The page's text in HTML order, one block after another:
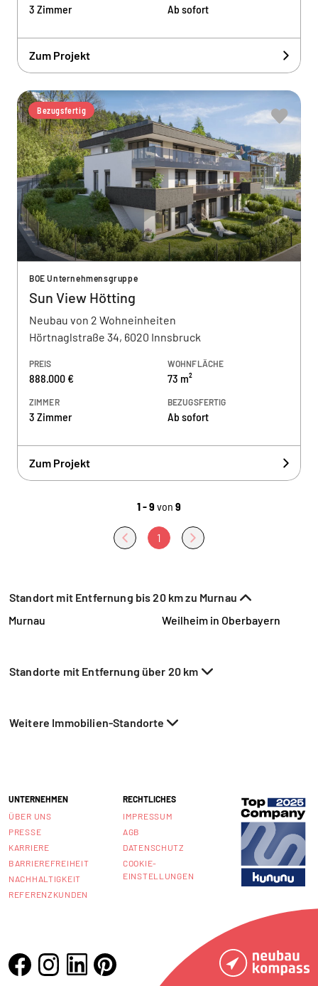
3 Zimmer Ab sofort
Zum Projekt
Bezugsfertig
BOE Unternehmensgruppe
Sun View Hötting
Neubau von 2 Wohneinheiten
Hörtnaglstraße 34, 6020 Innsbruck
PREIS
888.000 €
WOHNFLÄCHE
73 m²
ZIMMER
3 Zimmer
BEZUGSFERTIG
Ab sofort
Zum Projekt
1 - 9von 9
1
Standort mit Entfernung bis 20 km zu Murnau
Murnau
Weilheim in Oberbayern
Standorte mit Entfernung über 20 km
Weitere Immobilien-Standorte
UNTERNEHMEN
ÜBER UNS
PRESSE
KARRIERE
BARRIEREFREIHEIT
NACHHALTIGKEIT
REFERENZKUNDEN
RECHTLICHES
IMPRESSUM
AGB
DATENSCHUTZ
COOKIE-
EINSTELLUNGEN